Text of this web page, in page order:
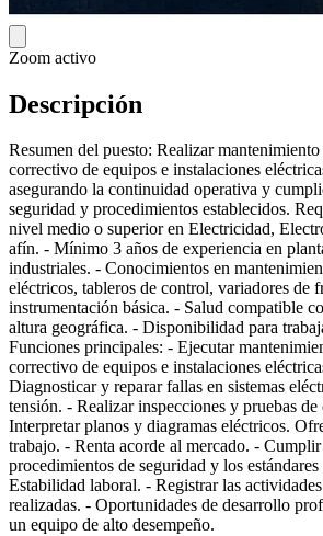
Zoom activo
Descripción
Resumen del puesto: Realizar
correctivo de equipos e instalaciones
asegurando la continuidad operativa y
seguridad y procedimientos establecidos.
nivel medio o superior en Electricidad,
afín. - Mínimo 3 años de experiencia en
industriales. - Conocimientos en
eléctricos, tableros de control, variadores de
instrumentación básica. - Salud compatible
altura geográfica. - Disponibilidad para
Funciones principales: - Ejecutar
correctivo de equipos e instalaciones
Diagnosticar y reparar fallas en sistemas
tensión. - Realizar inspecciones y pruebas
Interpretar planos y diagramas eléctricos.
trabajo. - Renta acorde al mercado. -
procedimientos de seguridad y los
Estabilidad laboral. - Registrar las
realizadas. - Oportunidades de desarrollo
un equipo de alto desempeño.